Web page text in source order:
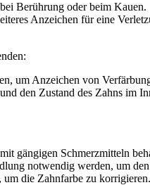
Berührung oder beim Kauen.
Anzeichen für eine
um Anzeichen von
den Zustand des Zahns im
gängigen Schmerzmitteln
notwendig werden, um
die Zahnfarbe zu korrigieren.